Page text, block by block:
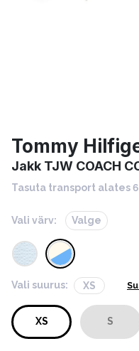
Tommy
Jakk TJW COACH
Tasuta transport alates
Vali värv: Valge
Vali suurus: XS
XS S